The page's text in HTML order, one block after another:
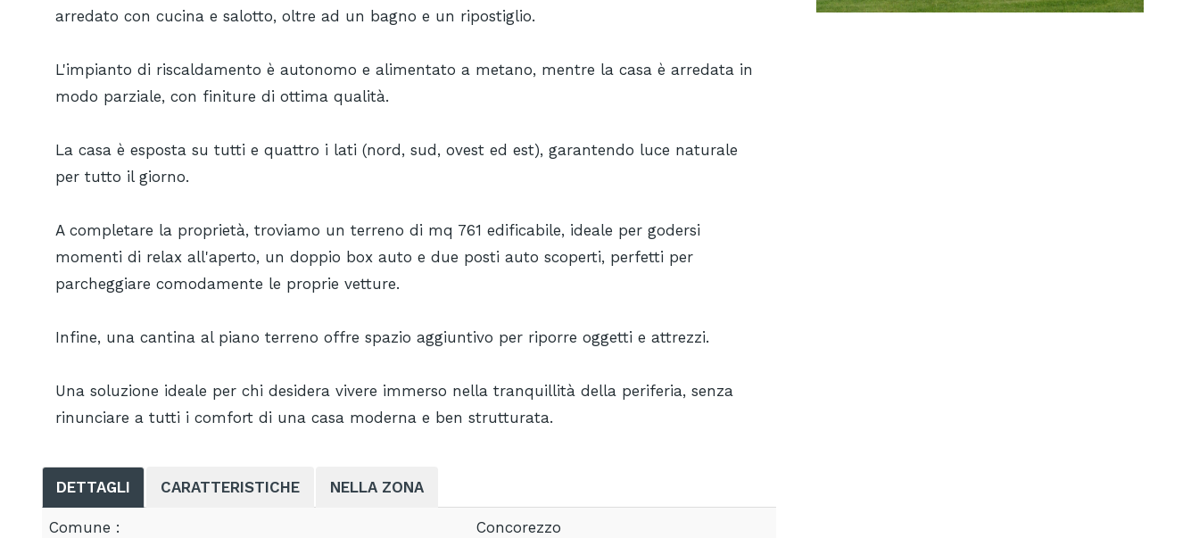
arredato con cucina e salotto, oltre ad un bagno e un ripostiglio.
L'impianto di riscaldamento è autonomo e alimentato a metano, mentre la casa è arredata in
modo parziale, con finiture di ottima qualità.
La casa è esposta su tutti e quattro i lati (nord, sud, ovest ed est), garantendo luce naturale
per tutto il giorno.
A completare la proprietà, troviamo un terreno di mq 761 edificabile, ideale per godersi
momenti di relax all'aperto, un doppio box auto e due posti auto scoperti, perfetti per
parcheggiare comodamente le proprie vetture.
Infine, una cantina al piano terreno offre spazio aggiuntivo per riporre oggetti e attrezzi.
Una soluzione ideale per chi desidera vivere immerso nella tranquillità della periferia, senza
rinunciare a tutti i comfort di una casa moderna e ben strutturata.
DETTAGLI CARATTERISTICHE NELLA ZONA
Comune : Concorezzo